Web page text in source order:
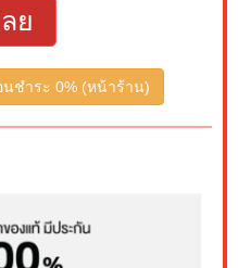
ย
นชำระ 0% (หน้าร้าน)